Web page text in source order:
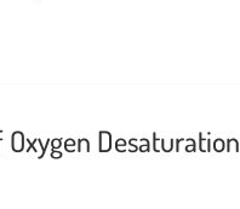
Desaturation